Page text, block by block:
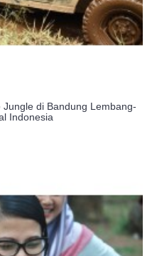
di Bandung Lembang-
Indonesia